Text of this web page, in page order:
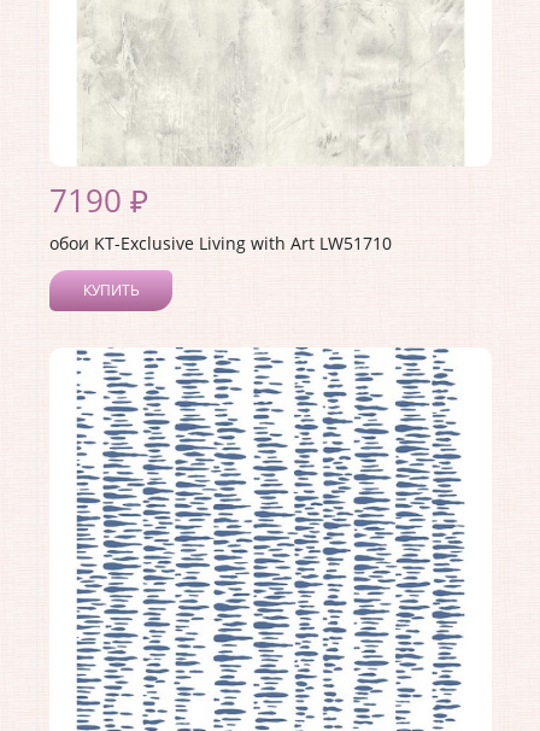
7190 ₽
обои KT-Exclusive Living with Art LW51710
КУПИТЬ
Коллекция:
Living with Art
Длина рулона:
8.23
Ширина рулона:0.68
Материал покрытия:Акриловое
Страна:США
Материал основы:Бумага
Раппорт:64